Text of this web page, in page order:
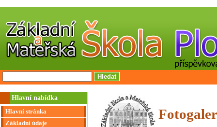
Hlavní nabídka
Hlavní stránka
Základní údaje